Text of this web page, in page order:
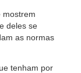
mostrem
deles se
as normas
tenham por